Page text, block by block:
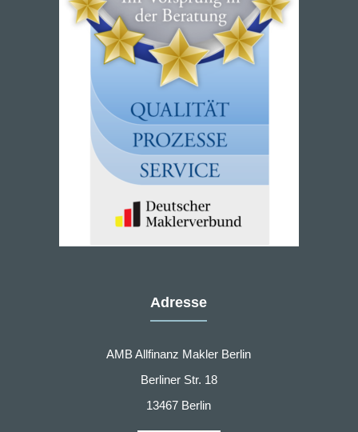
Adresse
AMB Allfinanz Makler Berlin
Berliner Str. 18
13467 Berlin